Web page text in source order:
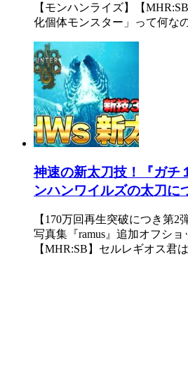
【モンハンライズ】【
化個体モンスター」って何な
神速の新太刀技！『ガチ
ンハンワイルズの太刀に
【170万回再生突破につき第2
写真集『ramus』追加オフショ
【MHR:SB】セルレギオス